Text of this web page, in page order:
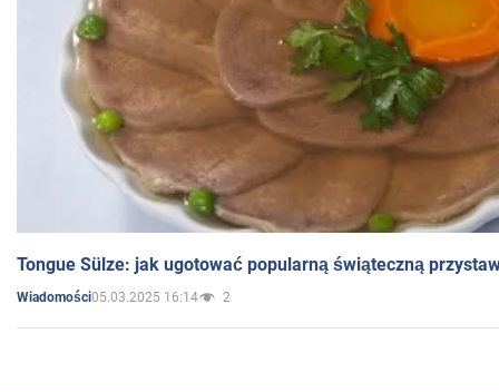
Tongue Sülze: jak ugotować popularną świąteczną
Wiadomości05.03.2025 16:14 2